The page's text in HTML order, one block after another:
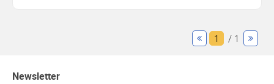
1 / 1
Newsletter